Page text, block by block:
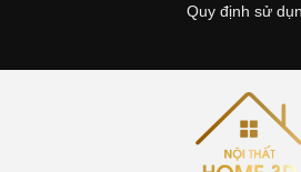
Quy định sử